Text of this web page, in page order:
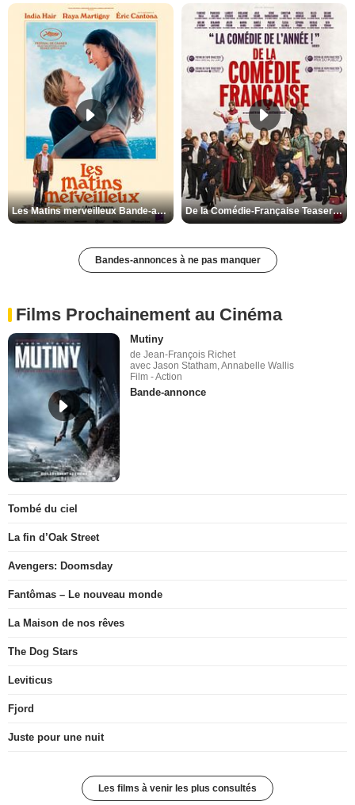
Les Matins merveilleux Bande-annonce VF De la Comédie-Française Teaser VF
Bandes-annonces à ne pas manquer
Films Prochainement au Cinéma
Mutiny
de Jean-François Richet
avec Jason Statham, Annabelle Wallis
Film - Action
Bande-annonce
Tombé du ciel
La fin d’Oak Street
Avengers: Doomsday
Fantômas – Le nouveau monde
La Maison de nos rêves
The Dog Stars
Leviticus
Fjord
Juste pour une nuit
Les films à venir les plus consultés